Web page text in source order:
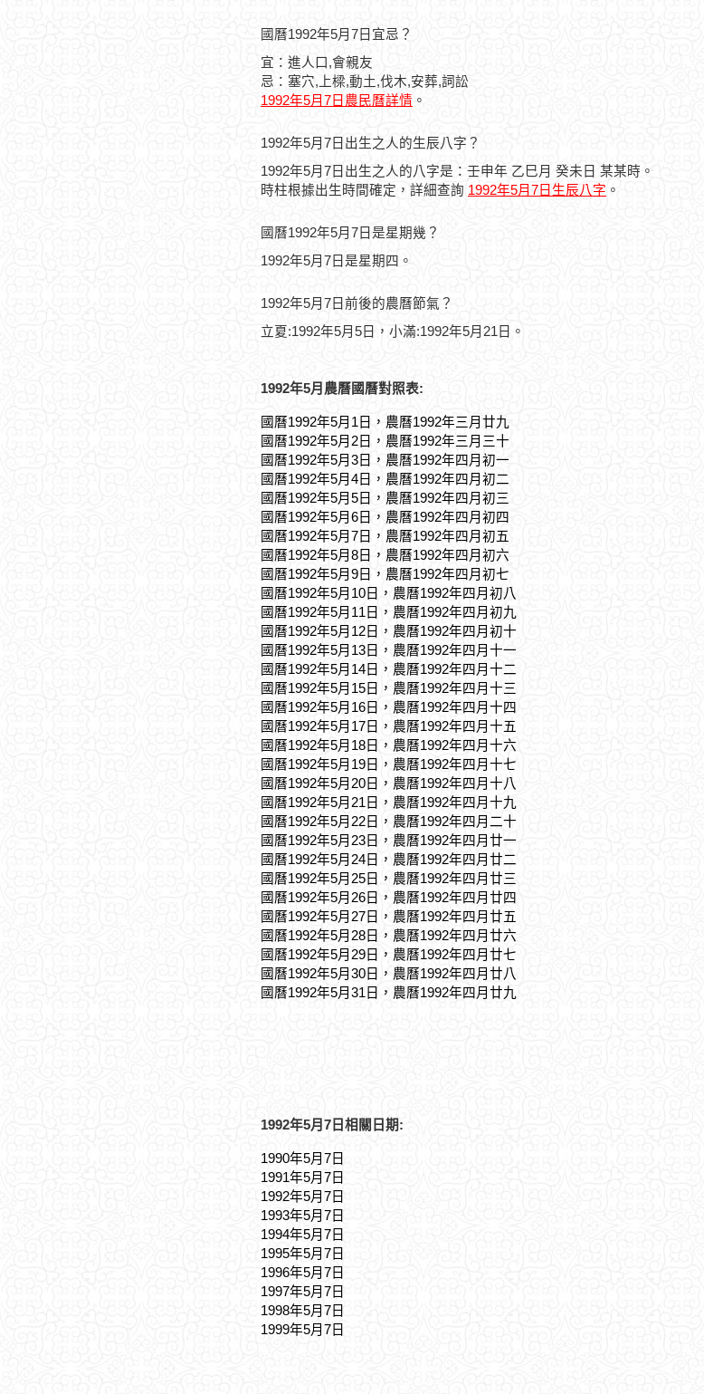
國曆1992年5月7日宜忌？
宜：進人口,會親友
忌：塞穴,上樑,動土,伐木,安葬,詞訟
1992年5月7日農民曆詳情 。
1992年5月7日出生之人的生辰八字？
1992年5月7日出生之人的八字是：壬申年 乙巳月 癸未日 某某時。
時柱根據出生時間確定，詳細查詢 1992年5月7日生辰八字 。
國曆1992年5月7日是星期幾？
1992年5月7日是星期四。
1992年5月7日前後的農曆節氣？
立夏:1992年5月5日，小滿:1992年5月21日。
1992年5月農曆國曆對照表:
國曆1992年5月1日，農曆1992年三月廿九
國曆1992年5月2日，農曆1992年三月三十
國曆1992年5月3日，農曆1992年四月初一
國曆1992年5月4日，農曆1992年四月初二
國曆1992年5月5日，農曆1992年四月初三
國曆1992年5月6日，農曆1992年四月初四
國曆1992年5月7日，農曆1992年四月初五
國曆1992年5月8日，農曆1992年四月初六
國曆1992年5月9日，農曆1992年四月初七
國曆1992年5月10日，農曆1992年四月初八
國曆1992年5月11日，農曆1992年四月初九
國曆1992年5月12日，農曆1992年四月初十
國曆1992年5月13日，農曆1992年四月十一
國曆1992年5月14日，農曆1992年四月十二
國曆1992年5月15日，農曆1992年四月十三
國曆1992年5月16日，農曆1992年四月十四
國曆1992年5月17日，農曆1992年四月十五
國曆1992年5月18日，農曆1992年四月十六
國曆1992年5月19日，農曆1992年四月十七
國曆1992年5月20日，農曆1992年四月十八
國曆1992年5月21日，農曆1992年四月十九
國曆1992年5月22日，農曆1992年四月二十
國曆1992年5月23日，農曆1992年四月廿一
國曆1992年5月24日，農曆1992年四月廿二
國曆1992年5月25日，農曆1992年四月廿三
國曆1992年5月26日，農曆1992年四月廿四
國曆1992年5月27日，農曆1992年四月廿五
國曆1992年5月28日，農曆1992年四月廿六
國曆1992年5月29日，農曆1992年四月廿七
國曆1992年5月30日，農曆1992年四月廿八
國曆1992年5月31日，農曆1992年四月廿九
1992年5月7日相關日期:
1990年5月7日
1991年5月7日
1992年5月7日
1993年5月7日
1994年5月7日
1995年5月7日
1996年5月7日
1997年5月7日
1998年5月7日
1999年5月7日